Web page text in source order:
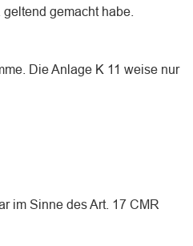
gemacht habe.
Die Anlage K 11 weise nur
im Sinne des Art. 17 CMR